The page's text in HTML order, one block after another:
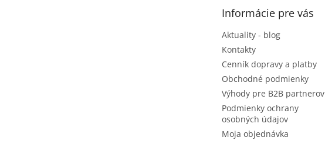
Informácie pre vás
Aktuality - blog
Kontakty
Cenník dopravy a platby
Obchodné podmienky
Výhody pre B2B partnerov
Podmienky ochrany
osobných údajov
Moja objednávka